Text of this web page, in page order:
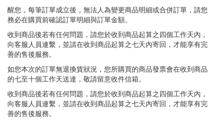
醒您，每筆訂單成立後，無法人為變更商品明細或合併訂單，請您
務必在購買前確認訂單明細與訂單金額。
收到商品後若有任何問題，請您於收到商品起算之四個工作天內，
向客服人員連繫，並請在收到商品起算之七天內寄回，才能享有完
善的售後服務。
如您本次的訂單無退換貨狀況，您所購買的商品發票會在收到商品
的七至十個工作天送達，敬請留意收件信箱。
收到商品後若有任何問題，請您於收到商品起算之四個工作天內，
向客服人員連繫，並請在收到商品起算之七天內寄回，才能享有完
善的售後服務。